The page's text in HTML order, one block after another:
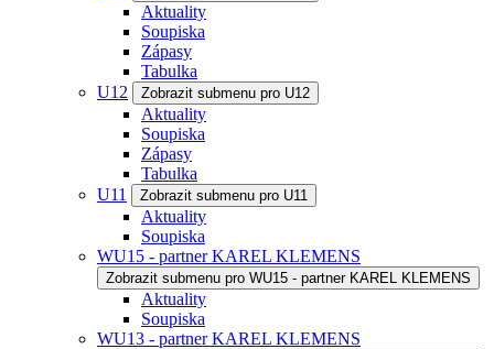
Aktuality
Soupiska
Zápasy
Tabulka
U12
Zobrazit submenu pro U12
Aktuality
Soupiska
Zápasy
Tabulka
U11
Zobrazit submenu pro U11
Aktuality
Soupiska
WU15 - partner KAREL KLEMENS
Zobrazit submenu pro WU15 - partner KAREL KLEMENS
Aktuality
Soupiska
WU13 - partner KAREL KLEMENS